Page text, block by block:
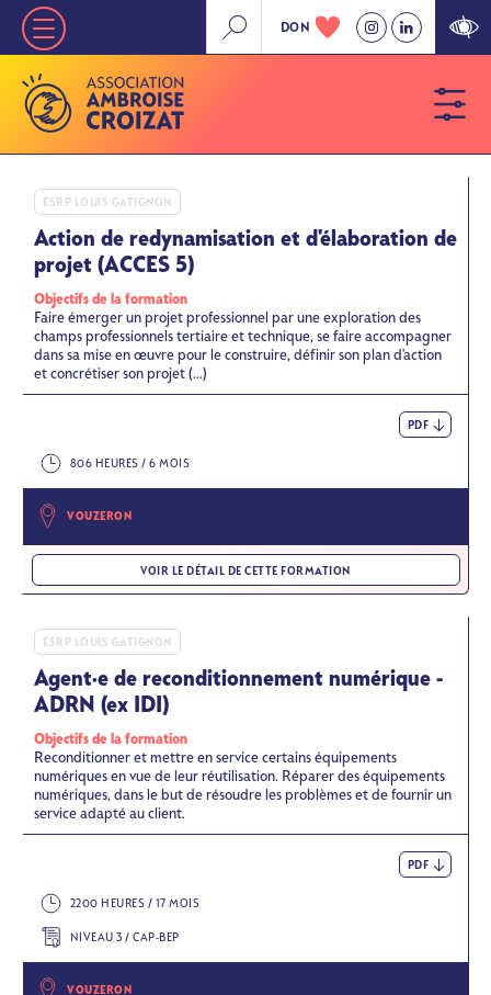
Aller
principal
Nav
principale
»
Niveau
1
DON
ESRP LOUIS GATIGNON
Action de redynamisation et d'élaboration de
projet (ACCES 5)
Objectifs de la formation
Faire émerger un projet professionnel par une exploration des
champs professionnels tertiaire et technique, se faire accompagner
dans sa mise en œuvre pour le construire, définir son plan d'action
et concrétiser son projet (...)
PDF
806 HEURES / 6 MOIS
VOUZERON
VOIR LE DÉTAIL DE CETTE FORMATION
ESRP LOUIS GATIGNON
Agent·e de reconditionnement numérique -
ADRN (ex IDI)
Objectifs de la formation
Reconditionner et mettre en service certains équipements
numériques en vue de leur réutilisation. Réparer des équipements
numériques, dans le but de résoudre les problèmes et de fournir un
service adapté au client.
PDF
2200 HEURES / 17 MOIS
NIVEAU 3 / CAP-BEP
VOUZERON